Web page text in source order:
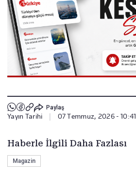
Paylaş
Yayın Tarihi 07 Temmuz, 2026 - 10:41
Haberle İlgili Daha Fazlası
Magazin